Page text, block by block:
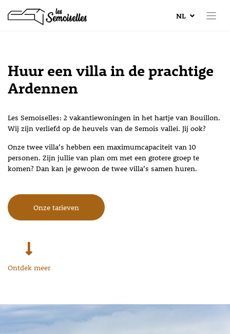
NL
Huur een villa in de prachtige
Ardennen
Les Semoiselles: 2 vakantiewoningen in het hartje van Bouillon.
Wij zijn verliefd op de heuvels van de Semois vallei. Jij ook?
Onze twee villa’s hebben een maximumcapaciteit van 10
personen. Zijn jullie van plan om met een grotere groep te
komen? Dan kan je gewoon de twee villa’s samen huren.
Onze tarieven
Ontdek meer